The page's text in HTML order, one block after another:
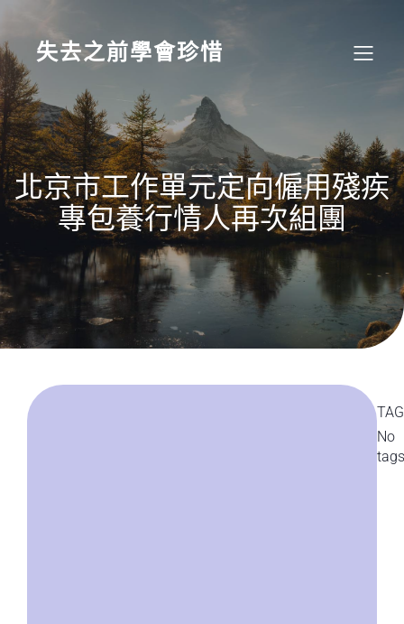
content
失去之前學會珍惜
北京市工作單元定向僱用殘疾
專包養行情人再次組團
No
tags